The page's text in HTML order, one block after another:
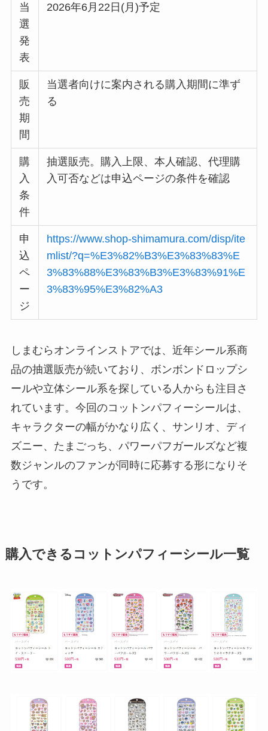
当
選
発
表
2026年6月22日(月)予定
販
売
期
間
当選者向けに案内される購入期間に準ず
る
購
入
条
件
抽選販売。購入上限、本人確認、代理購
入可否などは申込ページの条件を確認
申
込
ペ
ー
ジ
https://www.shop-shimamura.com/disp/ite
mlist/?q=%E3%82%B3%E3%83%83%E
3%83%88%E3%83%B3%E3%83%91%E
3%83%95%E3%82%A3
しまむらオンラインストアでは、近年シール系商
品の抽選販売が続いており、ボンボンドロップシ
ールや立体シール系を探している人からも注目さ
れています。今回のコットンパフィーシールは、
キャラクターの幅がかなり広く、サンリオ、ディ
ズニー、たまごっち、パワーパフガールズなど複
数ジャンルのファンが同時に応募する形になりそ
うです。
購入できるコットンパフィーシール一覧